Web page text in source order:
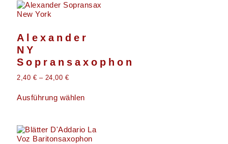
Alexander
NY
Sopransaxophon
2,40 € – 24,00 €
Ausführung wählen